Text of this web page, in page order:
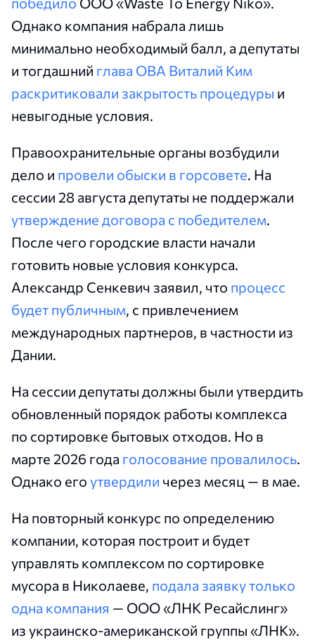
Однако компания набрала лишь
минимально необходимый балл, а депутаты
и тогдашний глава ОВА Виталий Ким
раскритиковали закрытость процедуры и
невыгодные условия.
Правоохранительные органы возбудили
дело и провели обыски в горсовете. На
сессии 28 августа депутаты не поддержали
утверждение договора с победителем.
После чего городские власти начали
готовить новые условия конкурса.
Александр Сенкевич заявил, что процесс
будет публичным, с привлечением
международных партнеров, в частности из
Дании.
На сессии депутаты должны были утвердить
обновленный порядок работы комплекса
по сортировке бытовых отходов. Но в
марте 2026 года голосование провалилось.
Однако его утвердили через месяц — в мае.
На повторный конкурс по определению
компании, которая построит и будет
управлять комплексом по сортировке
мусора в Николаеве, подала заявку только
одна компания — ООО «ЛНК Ресайслинг»
из украинско-американской группы «ЛНК».